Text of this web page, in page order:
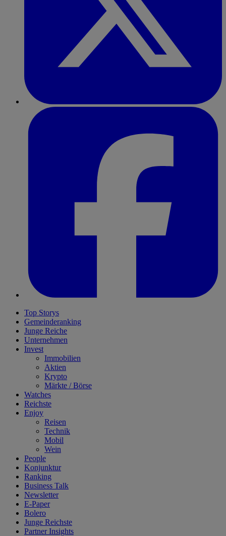
Top Storys
Gemeinderanking
Junge Reiche
Unternehmen
Invest
Immobilien
Aktien
Krypto
Märkte / Börse
Watches
Reichste
Enjoy
Reisen
Technik
Mobil
Wein
People
Konjunktur
Ranking
Business Talk
Newsletter
E-Paper
Bolero
Junge Reichste
Partner Insights